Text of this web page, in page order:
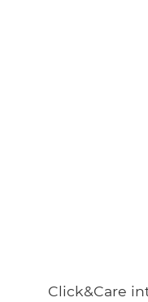
Click&Care